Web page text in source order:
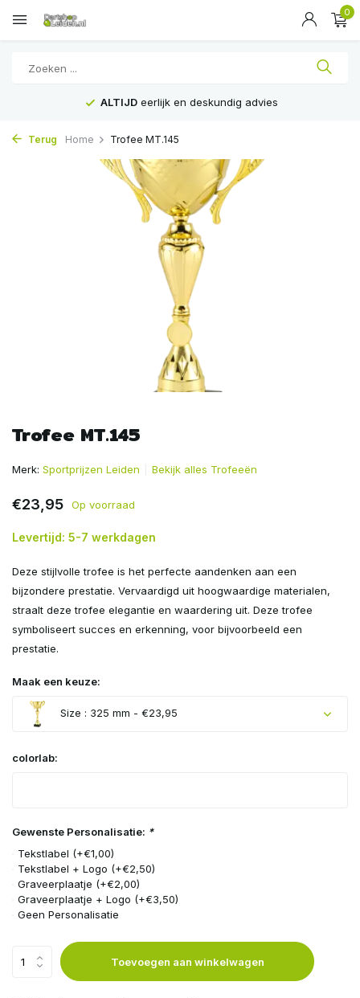
0
ALTIJD eerlijk en deskundig advies
Terug Home Trofee MT.145
Trofee MT.145
Merk: Sportprijzen Leiden Bekijk alles Trofeeën
€23,95 Op voorraad
Levertijd: 5-7 werkdagen
Deze stijlvolle trofee is het perfecte aandenken aan een
bijzondere prestatie. Vervaardigd uit hoogwaardige materialen,
straalt deze trofee elegantie en waardering uit. Deze trofee
symboliseert succes en erkenning, voor bijvoorbeeld een
prestatie.
Maak een keuze:
Size : 325 mm - €23,95
colorlab:
Gewenste Personalisatie: *
Tekstlabel (+€1,00)
Tekstlabel + Logo (+€2,50)
Graveerplaatje (+€2,00)
Graveerplaatje + Logo (+€3,50)
Geen Personalisatie
Toevoegen aan winkelwagen